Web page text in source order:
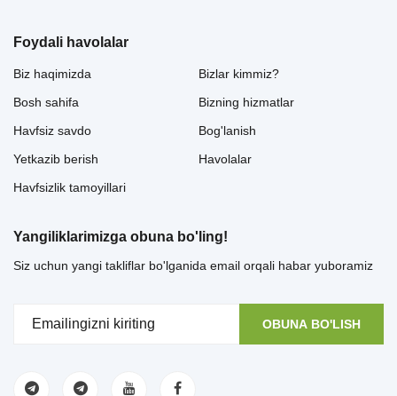
Foydali havolalar
Biz haqimizda
Bosh sahifa
Havfsiz savdo
Yetkazib berish
Havfsizlik tamoyillari
Bizlar kimmiz?
Bizning hizmatlar
Bog'lanish
Havolalar
Yangiliklarimizga obuna bo'ling!
Siz uchun yangi takliflar bo'lganida email orqali habar yuboramiz
OBUNA BO'LISH